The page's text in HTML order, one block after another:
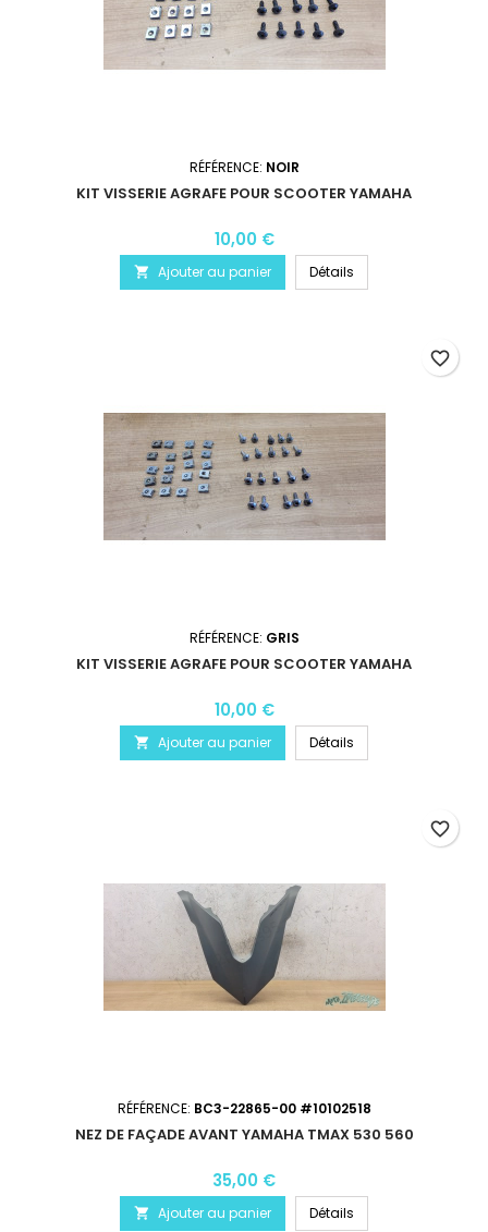
RÉFÉRENCE: NOIR
KIT VISSERIE AGRAFE POUR SCOOTER YAMAHA
10,00 €
 Ajouter au panier Détails
RÉFÉRENCE: GRIS
KIT VISSERIE AGRAFE POUR SCOOTER YAMAHA
10,00 €
 Ajouter au panier Détails
favorite_border
RÉFÉRENCE: BC3-22865-00 #10102518
NEZ DE FAÇADE AVANT YAMAHA TMAX 530 560
35,00 €
 Ajouter au panier Détails
favorite_border